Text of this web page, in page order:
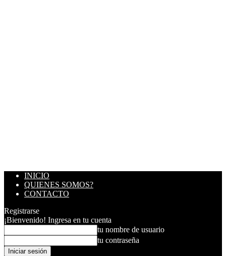
INICIO
QUIENES SOMOS?
CONTACTO
Registrarse
¡Bienvenido! Ingresa en tu cuenta
tu nombre de usuario
tu contraseña